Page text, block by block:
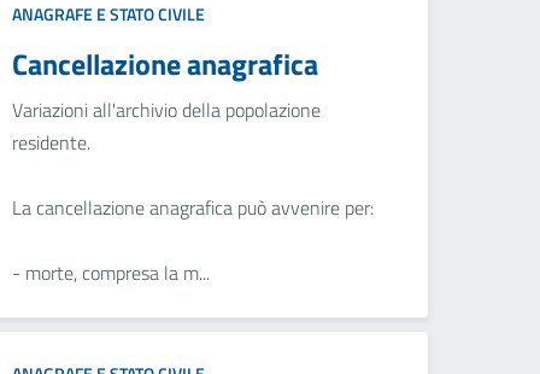
ANAGRAFE E STATO CIVILE
Cancellazione anagrafica
Variazioni all'archivio della popolazione
residente.
La cancellazione anagrafica può avvenire per:
- morte, compresa la m...